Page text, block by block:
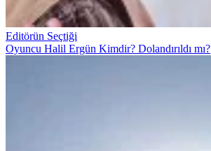
Editörün Seçtiği
Oyuncu Halil Ergün Kimdir? Dolandırıldı mı?